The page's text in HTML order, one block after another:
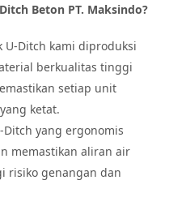
Beton PT. Maksindo?
U-Ditch kami diproduksi
berkualitas tinggi
setiap unit
ketat.
Ditch yang ergonomis
memastikan aliran air
risiko genangan dan